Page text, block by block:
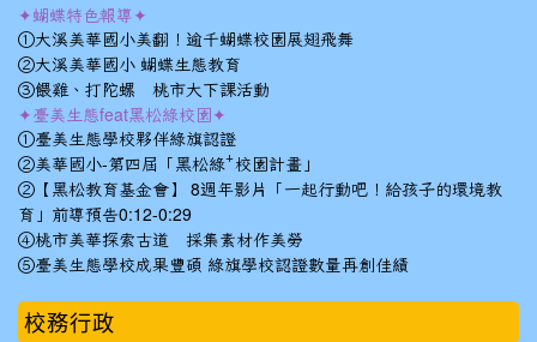
✦蝴蝶特色報導✦
①大溪美華國小美翻！逾千蝴蝶校園展翅飛舞
②大溪美華國小 蝴蝶生態教育
③餵雞、打陀螺 桃市大下課活動
✦臺美生態feat黑松綠校園✦
①臺美生態學校夥伴綠旗認證
②美華國小-第四屆「黑松綠⁺校園計畫」
②【黑松教育基金會】 8週年影片「一起行動吧！給孩子的環境教
育」前導預告0:12-0:29
④桃市美華探索古道 採集素材作美勞
⑤臺美生態學校成果豐碩 綠旗學校認證數量再創佳績
校務行政